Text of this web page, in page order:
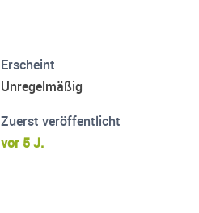
Erscheint
Unregelmäßig
Zuerst veröffentlicht
vor 5 J.